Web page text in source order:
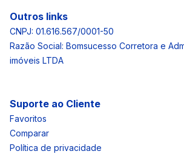
Outros links
CNPJ: 01.616.567/0001-50
Razão Social: Bomsucesso Corretora e
imóveis LTDA
Suporte ao Cliente
Favoritos
Comparar
Política de privacidade